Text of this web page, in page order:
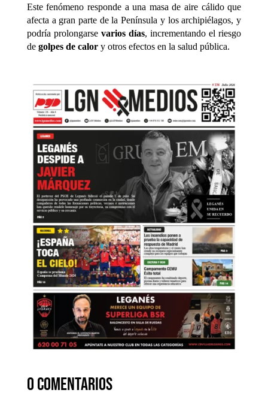
Este fenómeno responde a una masa de aire cálido que
afecta a gran parte de la Península y los archipiélagos, y
podría prolongarse varios días, incrementando el riesgo
de golpes de calory otros efectos en la salud pública.
0 comentarios